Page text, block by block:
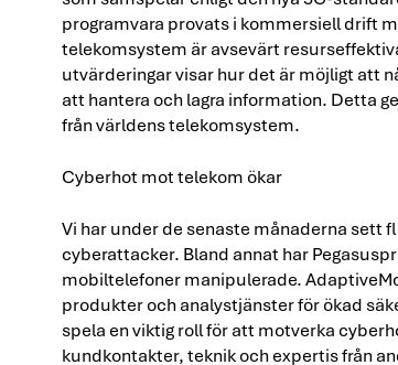
programvara provats i kommersiell drift
telekomsystem är avsevärt
utvärderingar visar hur det är möjligt att
att hantera och lagra information. Detta
från världens telekomsystem.
Cyberhot mot telekom ökar
Vi har under de senaste månaderna sett
cyberattacker. Bland annat har
mobiltelefoner manipulerade.
produkter och analystjänster för ökad
spela en viktig roll för att motverka
kundkontakter, teknik och expertis från